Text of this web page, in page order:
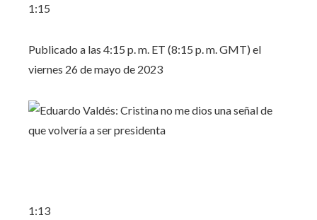
1:15
Publicado a las 4:15 p. m. ET (8:15 p. m. GMT) el
viernes 26 de mayo de 2023
1:13